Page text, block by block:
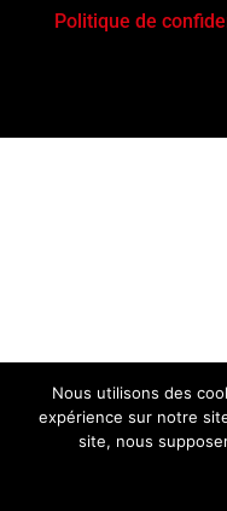
Politique de
Nous utilisons des
expérience sur notre
site, nous